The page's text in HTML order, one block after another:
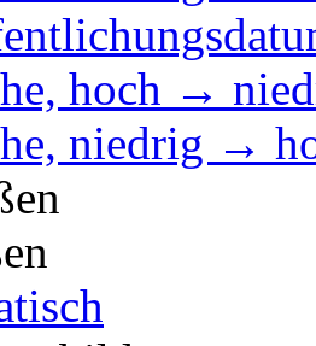
hoch →
niedrig →